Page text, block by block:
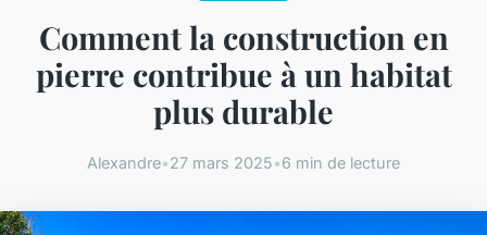
Comment la construction en
pierre contribue à un habitat
plus durable
Alexandre•27 mars 2025•6 min de lecture